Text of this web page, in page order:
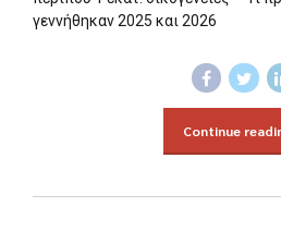
γεννήθηκαν 2025 και 2026
Continue